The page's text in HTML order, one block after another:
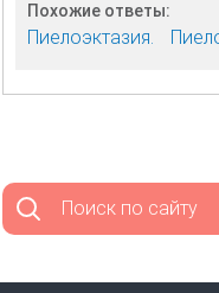
Похожие ответы:
Пиелоэктазия.
Поиск по сайту